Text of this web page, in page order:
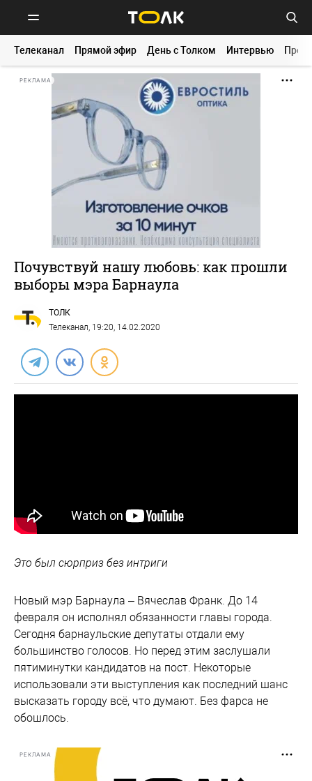
Телеканал Прямой эфир День с Толком Интервью
РЕКЛАМА
Почувствуй нашу любовь: как прошли
выборы мэра Барнаула
ТОЛК
Телеканал, 19:20, 14.02.2020
Это был сюрприз без интриги
Новый мэр Барнаула – Вячеслав Франк. До 14
февраля он исполнял обязанности главы города.
Сегодня барнаульские депутаты отдали ему
большинство голосов. Но перед этим заслушали
пятиминутки кандидатов на пост. Некоторые
использовали эти выступления как последний шанс
высказать городу всё, что думают. Без фарса не
обошлось.
РЕКЛАМА